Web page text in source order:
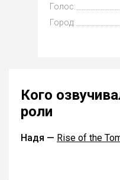
Голос:
Город:
Кого
роли
Надя — Rise of the